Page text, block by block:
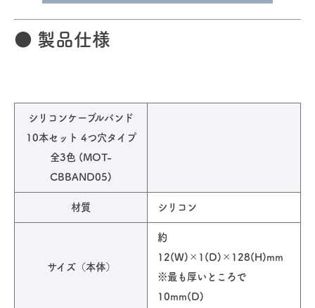
● 製品仕様
シリコンケーブルバンド
10本セット 4つ穴タイプ
全3色 (MOT-
CBBAND05)
材質 シリコン
サイズ（本体）
約
12(W)×1(D)×128(H)mm
※最も厚いところで
10mm(D)